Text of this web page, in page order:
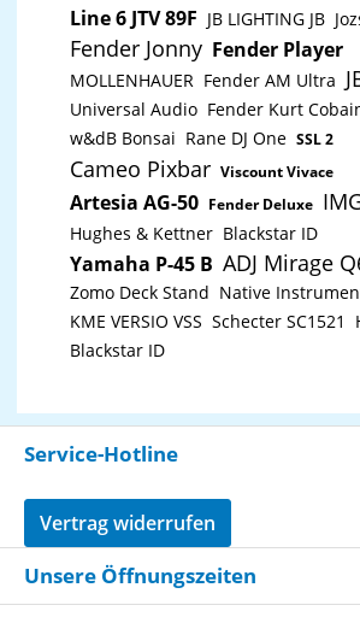
Line 6 JTV 89F JB LIGHTING JB
Fender Jonny Fender Player
MOLLENHAUER Fender AM Ultra
Universal Audio Fender Kurt
w&dB Bonsai Rane DJ One SSL 2
Cameo Pixbar Viscount Vivace
Artesia AG-50 Fender Deluxe
Hughes & Kettner Blackstar ID
Yamaha P-45 B ADJ Mirage
Zomo Deck Stand Native
KME VERSIO VSS Schecter SC1521
Blackstar ID
Service-Hotline
Vertrag widerrufen
Unsere Öffnungszeiten